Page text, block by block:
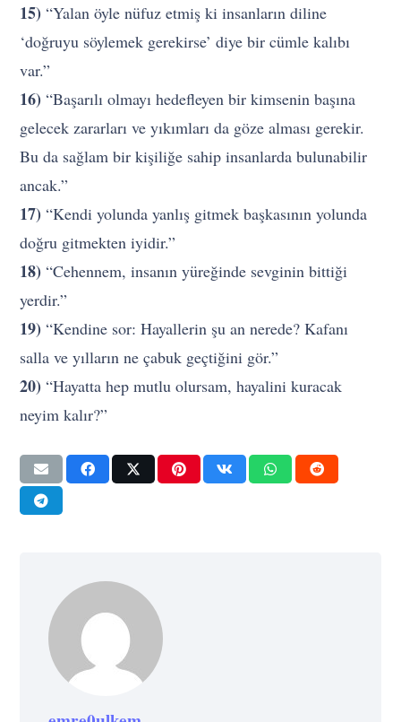
15) “Yalan öyle nüfuz etmiş ki insanların diline
‘doğruyu söylemek gerekirse’ diye bir cümle kalıbı
var.”
16) “Başarılı olmayı hedefleyen bir kimsenin başına
gelecek zararları ve yıkımları da göze alması gerekir.
Bu da sağlam bir kişiliğe sahip insanlarda bulunabilir
ancak.”
17) “Kendi yolunda yanlış gitmek başkasının yolunda
doğru gitmekten iyidir.”
18) “Cehennem, insanın yüreğinde sevginin bittiği
yerdir.”
19) “Kendine sor: Hayallerin şu an nerede? Kafanı
salla ve yılların ne çabuk geçtiğini gör.”
20) “Hayatta hep mutlu olursam, hayalini kuracak
neyim kalır?”